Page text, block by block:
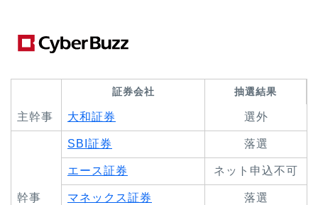
証券会社 抽選結果
主幹事 大和証券 選外
幹事
SBI証券 落選
エース証券 ネット申込不可
マネックス証券 落選